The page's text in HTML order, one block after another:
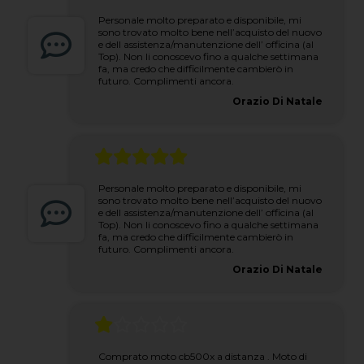
Personale molto preparato e disponibile, mi
sono trovato molto bene nell’acquisto del nuovo
e dell assistenza/manutenzione dell’ officina (al
Top). Non li conoscevo fino a qualche settimana
fa, ma credo che difficilmente cambierò in
futuro. Complimenti ancora.
Orazio Di Natale
Personale molto preparato e disponibile, mi
sono trovato molto bene nell’acquisto del nuovo
e dell assistenza/manutenzione dell’ officina (al
Top). Non li conoscevo fino a qualche settimana
fa, ma credo che difficilmente cambierò in
futuro. Complimenti ancora.
Orazio Di Natale
Comprato moto cb500x a distanza . Moto di